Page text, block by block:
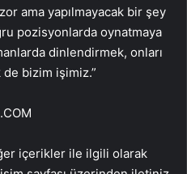
ama yapılmayacak bir şey
pozisyonlarda oynatmaya
dinlendirmek, onları
bizim işimiz.”
içerikler ile ilgili olarak